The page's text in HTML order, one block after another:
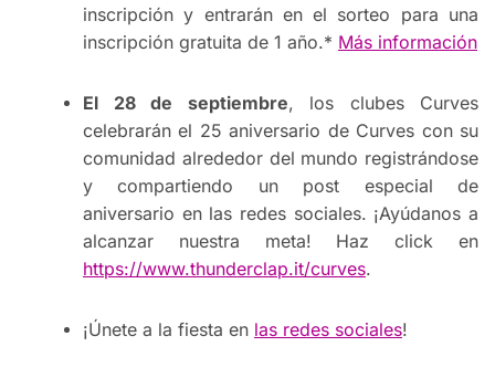
inscripción y entrarán en el sorteo para una
inscripción gratuita de 1 año.* Más información
El 28 de septiembre, los clubes Curves
celebrarán el 25 aniversario de Curves con su
comunidad alrededor del mundo registrándose
y compartiendo un post especial de
aniversario en las redes sociales. ¡Ayúdanos a
alcanzar nuestra meta! Haz click en
https://www.thunderclap.it/curves.
¡Únete a la fiesta en las redes sociales!